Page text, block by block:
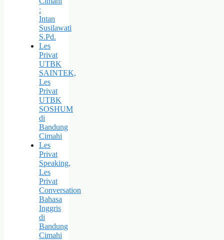
:
Intan
Susilawati
S.Pd.
Les
Privat
UTBK
SAINTEK,
Les
Privat
UTBK
SOSHUM
di
Bandung
Cimahi
Les
Privat
Speaking,
Les
Privat
Conversation
Bahasa
Inggris
di
Bandung
Cimahi